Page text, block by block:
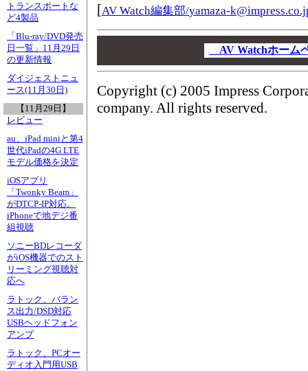
トランスポートな
ど4製品
「Blu-ray/DVD発売
日一覧」11月29日
の更新情報
ダイジェストニュ
ース(11月30日)
【11月29日】
レビュー
au、iPad miniと第4
世代iPadの4G LTE
モデル価格を決定
iOSアプリ
「Twonky Beam」
がDTCP-IP対応。
iPhoneで地デジ番
組視聴
ソニーBDレコーダ
がiOS機器でのスト
リーミング視聴対
応へ
ラトック、バラン
ス出力/DSD対応
USBヘッドフォン
アンプ
ラトック、PCオー
ディオ入門用USB
[AV Watch編集部/yamaza-
AV Watchホー
Copyright (c) 2005 Impress
company. All rights reserved.